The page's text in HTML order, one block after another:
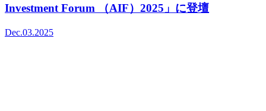
Investment Forum （AIF）2025」に登壇
Dec.03.2025